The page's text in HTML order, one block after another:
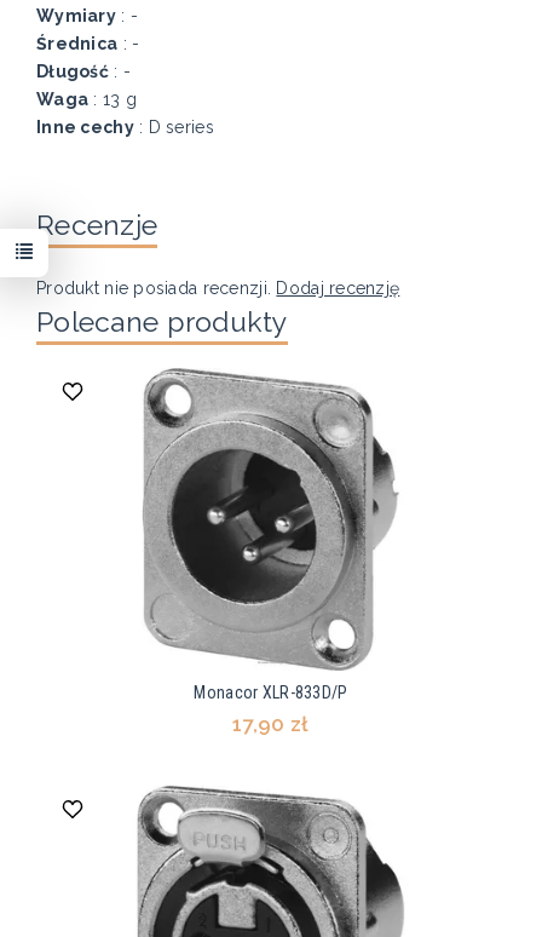
Wymiary: -
Średnica : -
Długość: -
Waga : 13 g
Inne cechy: D series
Recenzje
Produkt nie posiada recenzji. Dodaj recenzję
Polecane produkty
Monacor XLR-833D/P
17,90 zł